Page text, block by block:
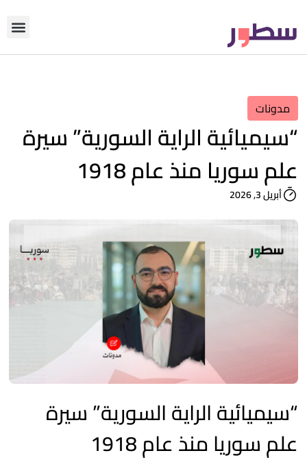
مدونات
“سيميائية الراية السورية” سيرة
علم سوريا منذ عام 1918
أبريل 3, 2026
“سيميائية الراية السورية” سيرة
علم سوريا منذ عام 1918